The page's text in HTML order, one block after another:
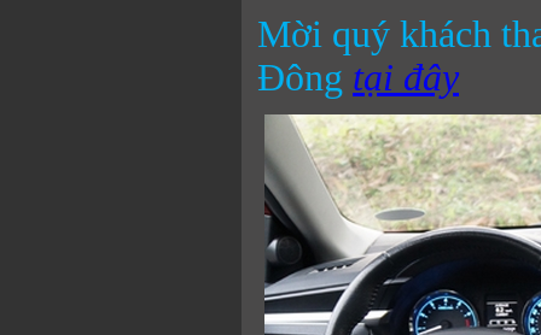
Mời quý khách
Đông tại đây